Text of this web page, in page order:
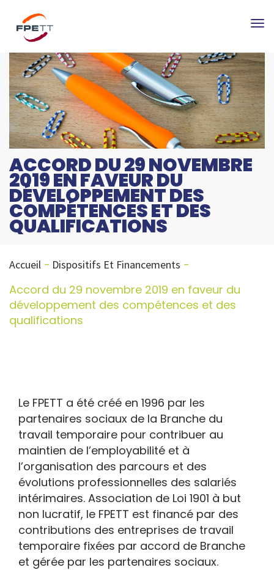
ACCORD DU 29 NOVEMBRE
2019 EN FAVEUR DU
DÉVELOPPEMENT DES
COMPÉTENCES ET DES
QUALIFICATIONS
Accueil Dispositifs Et Financements
Accord du 29 novembre 2019 en faveur du
développement des compétences et des
qualifications
Le FPETT a été créé en 1996 par les
partenaires sociaux de la Branche du
travail temporaire pour contribuer au
maintien de l’employabilité et à
l’organisation des parcours et des
évolutions professionnelles des salariés
intérimaires. Association de Loi 1901 à but
non lucratif, le FPETT est financé par des
contributions des entreprises de travail
temporaire fixées par accord de Branche
et gérée par les partenaires sociaux.